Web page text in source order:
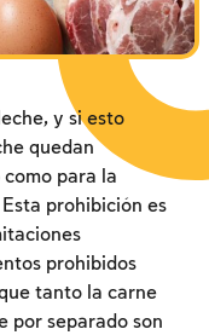
y si esto
quedan
para la
prohibición es
prohibidos
tanto la carne
por separado son